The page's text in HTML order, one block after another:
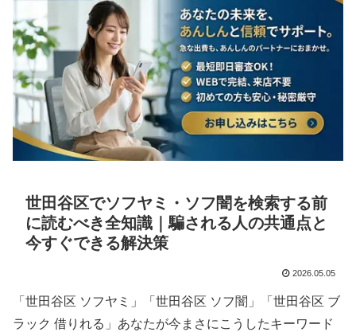
世田谷区でソフヤミ・ソフ闇を検索する前
に読むべき全知識｜騙される人の共通点と
今すぐできる解決策
2026.05.05
「世田谷区 ソフヤミ」「世田谷区 ソフ闇」「世田谷区 ブ
ラック 借りれる」あなたが今まさにこうしたキーワード